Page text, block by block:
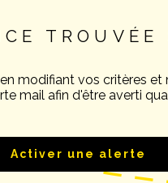
TROUVÉE
modifiant vos critères et
mail afin d'être averti
Activer une alerte